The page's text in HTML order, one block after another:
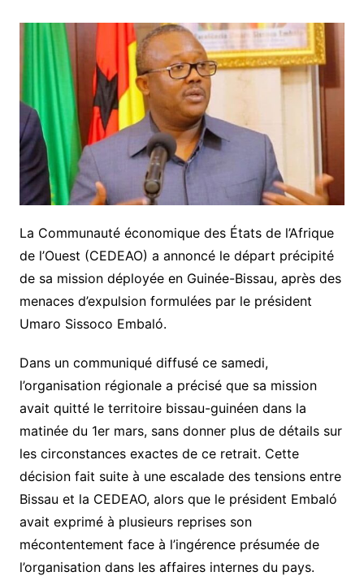
La Communauté économique des États de l’Afrique
de l’Ouest (CEDEAO) a annoncé le départ précipité
de sa mission déployée en Guinée-Bissau, après des
menaces d’expulsion formulées par le président
Umaro Sissoco Embaló.
Dans un communiqué diffusé ce samedi,
l’organisation régionale a précisé que sa mission
avait quitté le territoire bissau-guinéen dans la
matinée du 1er mars, sans donner plus de détails sur
les circonstances exactes de ce retrait. Cette
décision fait suite à une escalade des tensions entre
Bissau et la CEDEAO, alors que le président Embaló
avait exprimé à plusieurs reprises son
mécontentement face à l’ingérence présumée de
l’organisation dans les affaires internes du pays.